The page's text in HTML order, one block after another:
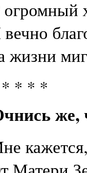
жизни
* * *
же,